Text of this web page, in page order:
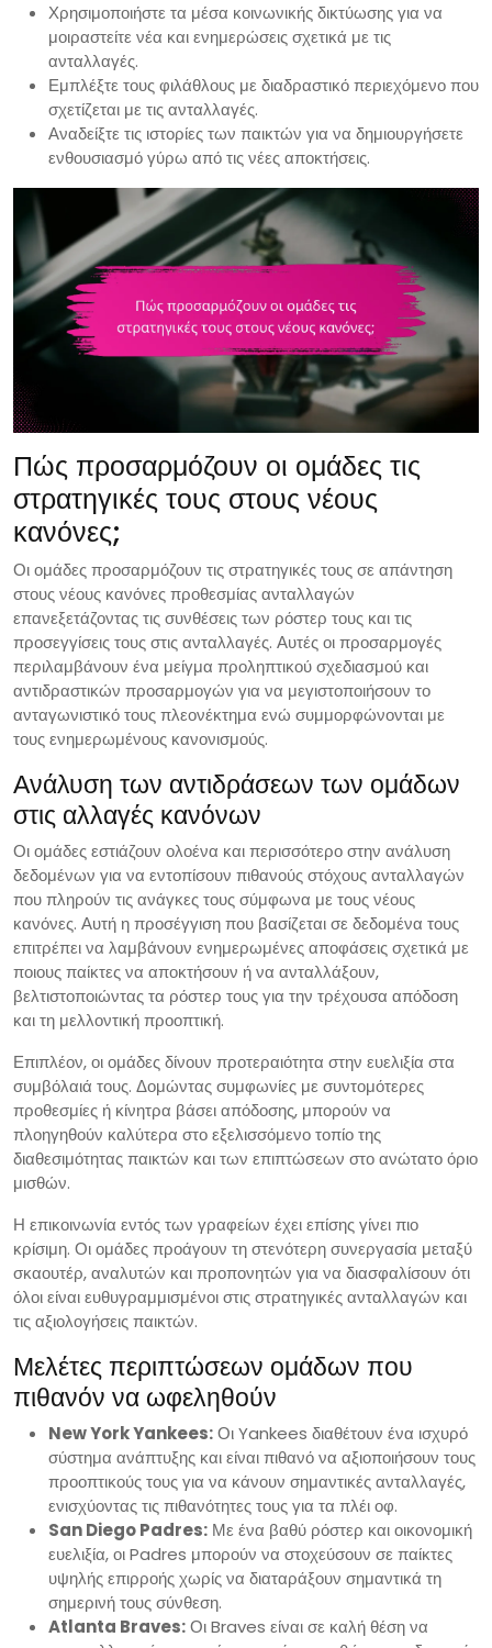
Χρησιμοποιήστε τα μέσα κοινωνικής δικτύωσης για να
μοιραστείτε νέα και ενημερώσεις σχετικά με τις
ανταλλαγές.
Εμπλέξτε τους φιλάθλους με διαδραστικό περιεχόμενο που
σχετίζεται με τις ανταλλαγές.
Αναδείξτε τις ιστορίες των παικτών για να δημιουργήσετε
ενθουσιασμό γύρω από τις νέες αποκτήσεις.
Πώς προσαρμόζουν οι ομάδες τις
στρατηγικές τους στους νέους
κανόνες;
Οι ομάδες προσαρμόζουν τις στρατηγικές τους σε απάντηση
στους νέους κανόνες προθεσμίας ανταλλαγών
επανεξετάζοντας τις συνθέσεις των ρόστερ τους και τις
προσεγγίσεις τους στις ανταλλαγές. Αυτές οι προσαρμογές
περιλαμβάνουν ένα μείγμα προληπτικού σχεδιασμού και
αντιδραστικών προσαρμογών για να μεγιστοποιήσουν το
ανταγωνιστικό τους πλεονέκτημα ενώ συμμορφώνονται με
τους ενημερωμένους κανονισμούς.
Ανάλυση των αντιδράσεων των ομάδων
στις αλλαγές κανόνων
Οι ομάδες εστιάζουν ολοένα και περισσότερο στην ανάλυση
δεδομένων για να εντοπίσουν πιθανούς στόχους ανταλλαγών
που πληρούν τις ανάγκες τους σύμφωνα με τους νέους
κανόνες. Αυτή η προσέγγιση που βασίζεται σε δεδομένα τους
επιτρέπει να λαμβάνουν ενημερωμένες αποφάσεις σχετικά με
ποιους παίκτες να αποκτήσουν ή να ανταλλάξουν,
βελτιστοποιώντας τα ρόστερ τους για την τρέχουσα απόδοση
και τη μελλοντική προοπτική.
Επιπλέον, οι ομάδες δίνουν προτεραιότητα στην ευελιξία στα
συμβόλαιά τους. Δομώντας συμφωνίες με συντομότερες
προθεσμίες ή κίνητρα βάσει απόδοσης, μπορούν να
πλοηγηθούν καλύτερα στο εξελισσόμενο τοπίο της
διαθεσιμότητας παικτών και των επιπτώσεων στο ανώτατο όριο
μισθών.
Η επικοινωνία εντός των γραφείων έχει επίσης γίνει πιο
κρίσιμη. Οι ομάδες προάγουν τη στενότερη συνεργασία μεταξύ
σκαουτέρ, αναλυτών και προπονητών για να διασφαλίσουν ότι
όλοι είναι ευθυγραμμισμένοι στις στρατηγικές ανταλλαγών και
τις αξιολογήσεις παικτών.
Μελέτες περιπτώσεων ομάδων που
πιθανόν να ωφεληθούν
New York Yankees:Οι Yankees διαθέτουν ένα ισχυρό
σύστημα ανάπτυξης και είναι πιθανό να αξιοποιήσουν τους
προοπτικούς τους για να κάνουν σημαντικές ανταλλαγές,
ενισχύοντας τις πιθανότητες τους για τα πλέι οφ.
San Diego Padres: Με ένα βαθύ ρόστερ και οικονομική
ευελιξία, οι Padres μπορούν να στοχεύσουν σε παίκτες
υψηλής επιρροής χωρίς να διαταράξουν σημαντικά τη
σημερινή τους σύνθεση.
Atlanta Braves:Οι Braves είναι σε καλή θέση να